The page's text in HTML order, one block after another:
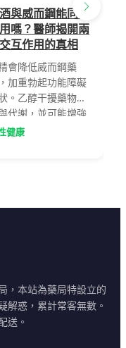
與威而鋼能同時
嗎？醫師揭開兩
互作用的真相
會降低威而鋼藥
加重勃起功能障礙
。乙醇干擾藥物吸
代謝，並可能增強
用。醫師建議服藥
健康
，本站為藥局特設立的
解惑，累計常客無數。
送。